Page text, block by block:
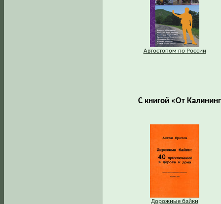
Автостопом по России
С книгой «От
Дорожные байки